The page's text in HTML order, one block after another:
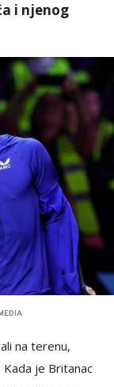
i njenog
na terenu,
je Britanac